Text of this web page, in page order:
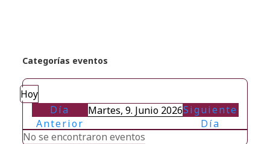
Categorías eventos
Hoy
Día
Anterior
Martes, 9. Junio 2026Siguiente
Día
No se encontraron eventos